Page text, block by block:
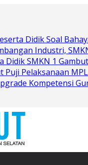
Didik Soal
Industri,
SMKN 1
Pelaksanaan
Kompetensi